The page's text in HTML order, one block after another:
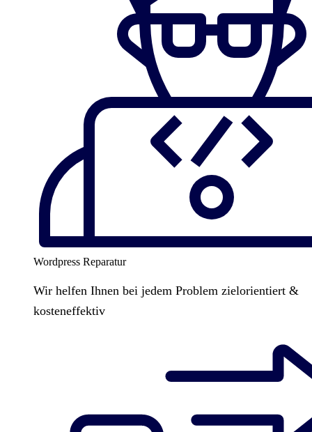
Wordpress Reparatur
Wir helfen Ihnen bei jedem Problem zielorientiert &
kosteneffektiv